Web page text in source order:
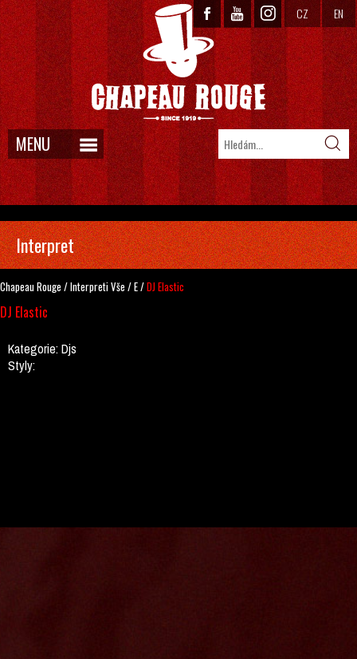
CZ EN
MENU
Interpret
Chapeau Rouge /InterpretiVše /E/DJ Elastic
DJ Elastic
Kategorie:Djs
Styly: